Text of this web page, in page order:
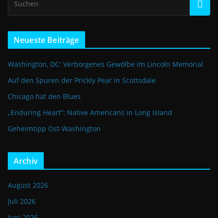
Neueste Beiträge
Washington, DC: Verborgenes Gewölbe im Lincoln Memorial
Auf den Spuren der Prickly Pear in Scottsdale
Chicago hat den Blues
„Enduring Heart“: Native Americans in Long Island
Geheimtipp Ost-Washington
Archiv
August 2026
Juli 2026